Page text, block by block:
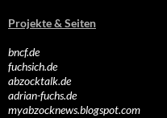
Projekte & Seiten
bncf.de
fuchsich.de
abzocktalk.de
adrian-fuchs.de
myabzocknews.blogspot.com